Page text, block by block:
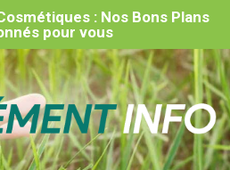
: Nos Bons Plans
pour vous